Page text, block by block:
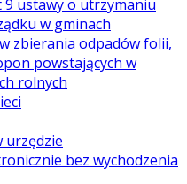
9 ustawy o utrzymaniu
w gminach
zbierania odpadów folii,
powstających w
rolnych
urzędzie
bez wychodzenia